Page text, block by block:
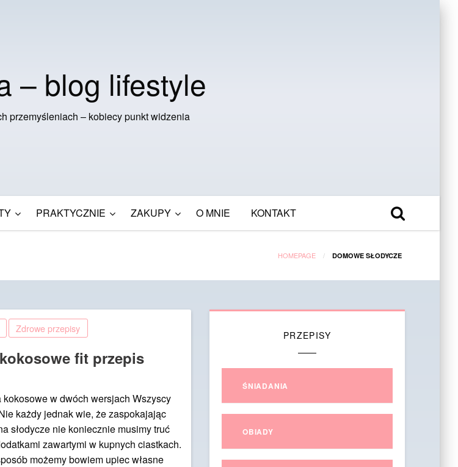
– blog lifestyle
przemyśleniach – kobiecy punkt widzenia
PRAKTYCZNIE ZAKUPY O MNIE KONTAKT
HOMEPAGE DOMOWE SŁODYCZE
Zdrowe przepisy
fit przepis
w dwóch wersjach Wszyscy
każdy jednak wie, że zaspokajając
słodycze nie koniecznie musimy truć
zawartymi w kupnych ciastkach.
możemy bowiem upiec własne
PRZEPISY
ŚNIADANIA
OBIADY